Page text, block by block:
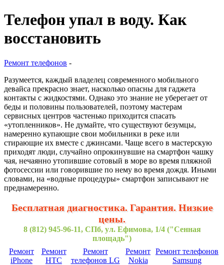
Телефон упал в воду. Как
восстановить
Ремонт телефонов -
Разумеется, каждый владелец современного мобильного
девайса прекрасно знает, насколько опасны для гаджета
контакты с жидкостями. Однако это знание не уберегает от
беды и половины пользователей, поэтому мастерам
сервисных центров частенько приходится спасать
«утопленников». Не думайте, что существуют безумцы,
намеренно купающие свои мобильники в реке или
стирающие их вместе с джинсами. Чаще всего в мастерскую
приходят люди, случайно опрокинувшие на смартфон чашку
чая, нечаянно утопившие сотовый в море во время пляжной
фотосессии или говорившие по нему во время дождя. Иными
словами, на «водные процедуры» смартфон записывают не
преднамеренно.
Бесплатная диагностика. Гарантия. Низкие
цены.
8 (812) 945-96-11, СПб, ул. Ефимова, 1/4 ("Сенная
площадь")
Ремонт
iPhone
Ремонт
HTC
Ремонт
телефонов LG
Ремонт
Nokia
Ремонт телефонов
Samsung